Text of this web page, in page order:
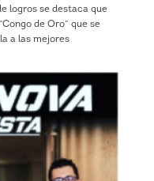
logros se destaca que
de Oro” que se
a las mejores